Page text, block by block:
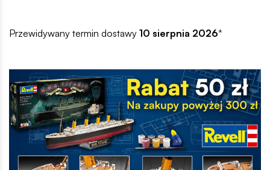
Przewidywany termin dostawy 10 sierpnia 2026*